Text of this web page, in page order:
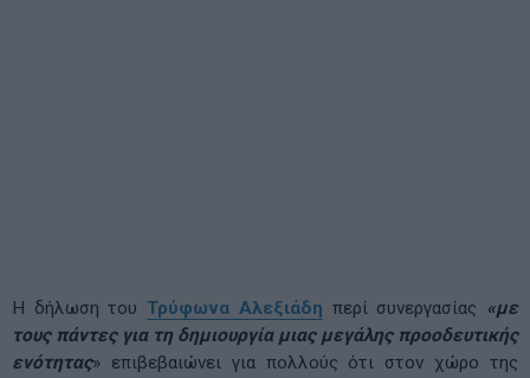
Η δήλωση τουΤρύφωνα Αλεξιάδη περί συνεργασίας
«με
τους πάντες για τη δημιουργία μιας μεγάλης προοδευτικής
ενότητας» επιβεβαιώνει για πολλούς ότι στον χώρο της